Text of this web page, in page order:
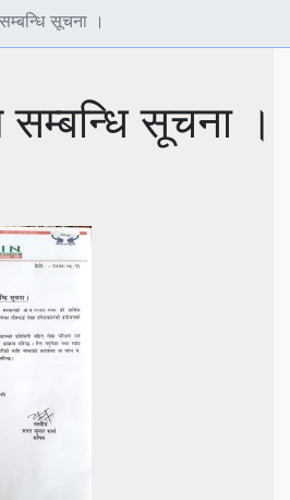
सूचना ।
सम्बन्धि सूचना ।